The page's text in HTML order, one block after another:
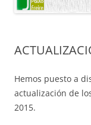
Hemos puesto a
actualización de
2015.